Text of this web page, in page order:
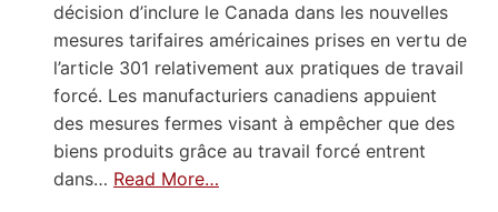
décision d’inclure le Canada dans les nouvelles
mesures tarifaires américaines prises en vertu de
l’article 301 relativement aux pratiques de travail
forcé. Les manufacturiers canadiens appuient
des mesures fermes visant à empêcher que des
biens produits grâce au travail forcé entrent
dans… Read More…